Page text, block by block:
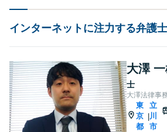
インターネットに注力する弁護士
大澤
士
大澤法律事
東
京
都
立
川
市